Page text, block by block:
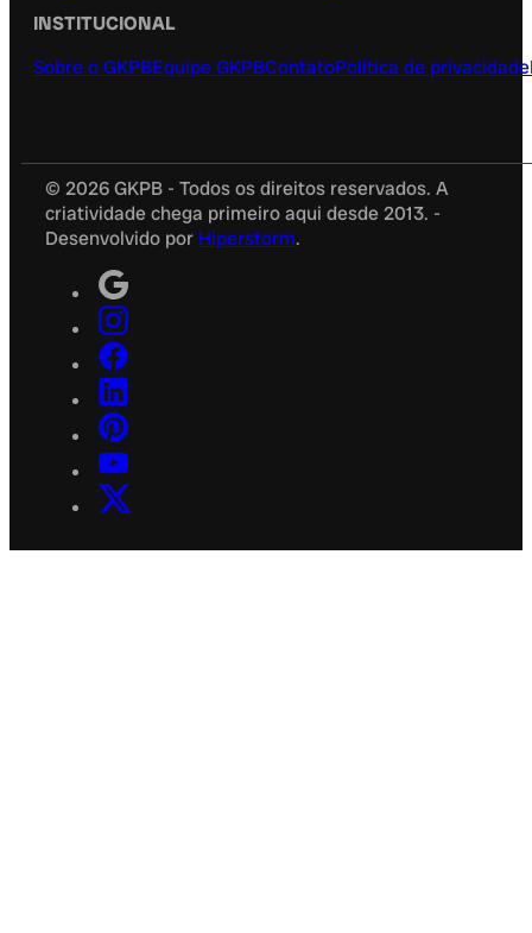
INSTITUCIONAL
Sobre o GKPBEquipe GKPBContatoPolítica de privacidade
© 2026 GKPB - Todos os direitos reservados. A
criatividade chega primeiro aqui desde 2013. -
Desenvolvido por Hiperstorm.